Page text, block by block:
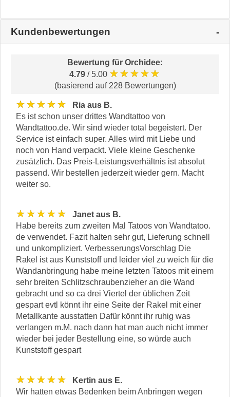
Kundenbewertungen
Bewertung für Orchidee:
4.79 / 5.00 ★★★★★
(basierend auf 228 Bewertungen)
★★★★★
Ria aus B.
Es ist schon unser drittes Wandtattoo von
Wandtattoo.de. Wir sind wieder total begeistert. Der
Service ist einfach super. Alles wird mit Liebe und
noch von Hand verpackt. Viele kleine Geschenke
zusätzlich. Das Preis-Leistungsverhältnis ist absolut
passend. Wir bestellen jederzeit wieder gern. Macht
weiter so.
★★★★★
Janet aus B.
Habe bereits zum zweiten Mal Tatoos von Wandtatoo.
de verwendet. Fazit halten sehr gut, Lieferung schnell
und unkompliziert. VerbesserungsVorschlag Die
Rakel ist aus Kunststoff und leider viel zu weich für die
Wandanbringung habe meine letzten Tatoos mit einem
sehr breiten Schlitzschraubenzieher an die Wand
gebracht und so ca drei Viertel der üblichen Zeit
gespart evtl könnt ihr eine Seite der Rakel mit einer
Metallkante ausstatten Dafür könnt ihr ruhig was
verlangen m.M. nach dann hat man auch nicht immer
wieder bei jeder Bestellung eine, so würde auch
Kunststoff gespart
★★★★★
Kertin aus E.
Wir hatten etwas Bedenken beim Anbringen wegen